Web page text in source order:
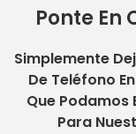
Ponte En
Simplemente
De Teléfono
Que
Para